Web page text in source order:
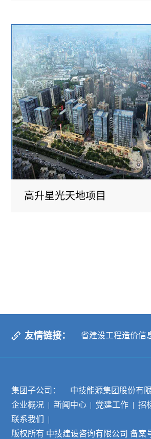
高升星光天地项目
友情链接： 省建设工程造价信
集团子公司： 中技能源集团股份有
企业概况 | 新闻中心 | 党建工作 | 招
联系我们
|
版权所有 中技建设咨询有限公司 备案